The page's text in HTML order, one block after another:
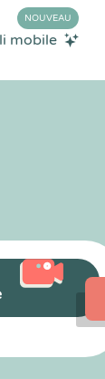
mobile
NOUVEAU